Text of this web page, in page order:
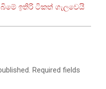
ඉතිරි ටිකත් ගැලවෙයි
Required fields